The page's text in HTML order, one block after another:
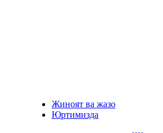
Жиноят ва жазо
Юртимизда